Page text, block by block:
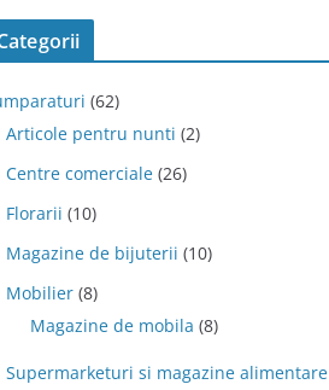
(62)
Articole pentru nunti (2)
Centre comerciale (26)
Florarii (10)
Magazine de bijuterii (10)
Mobilier (8)
Magazine de mobila (8)
Supermarketuri si magazine alimentare